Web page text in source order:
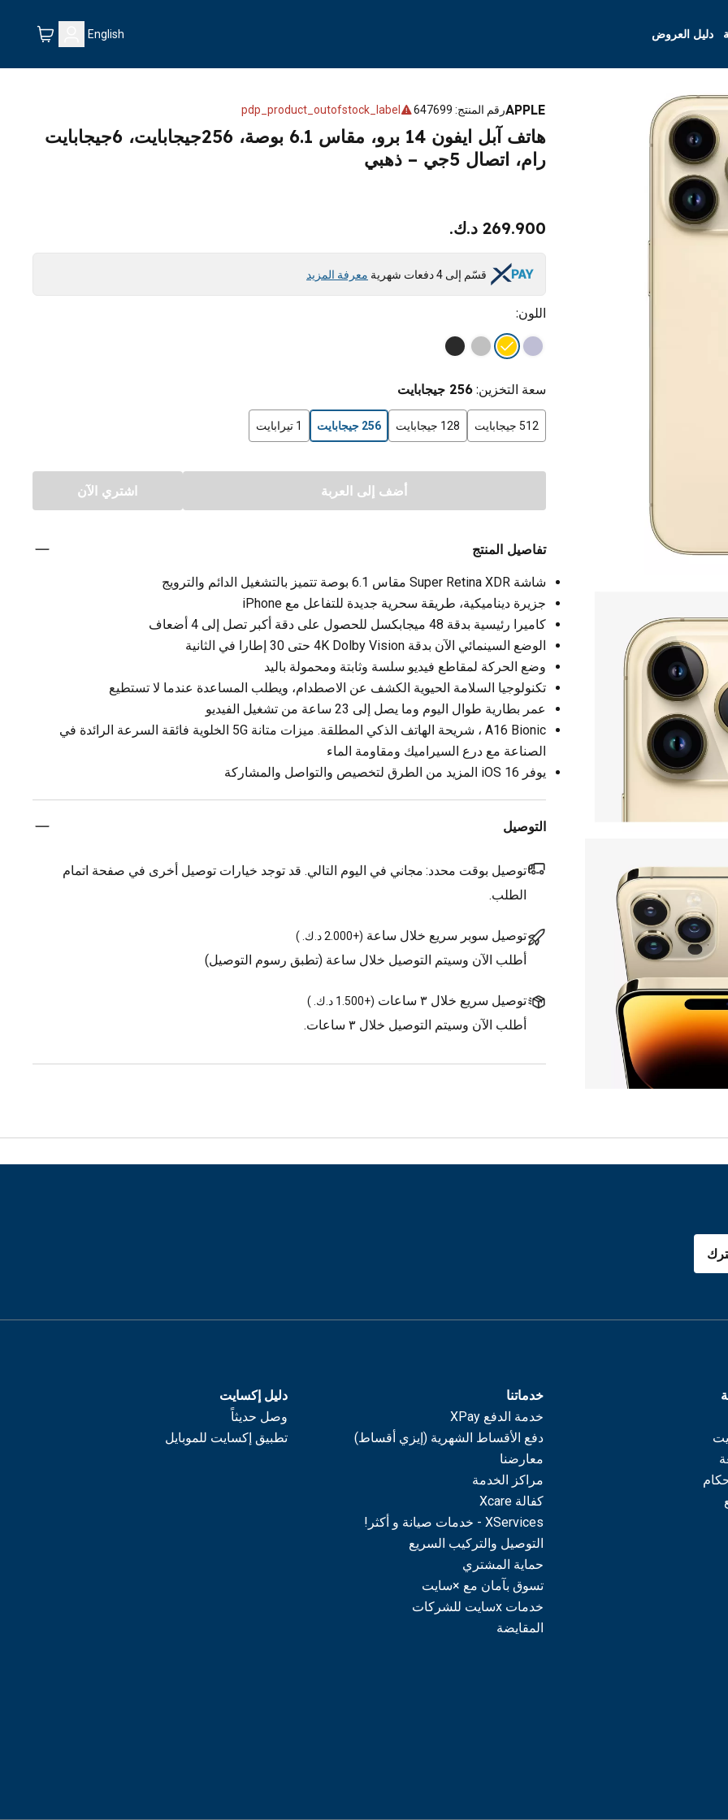
دليل العروض English
APPLEرقم المنتج:
647699
pdp_product_outofstock_label
هاتف آبل ايفون 14 برو، مقاس 6.1 بوصة، 256جيجابايت، 6جيجابايت
رام، اتصال 5جي – ذهبي
269.900 د.ك.
قسّم إلى 4 دفعات شهرية معرفة المزيد
اللون:
سعة التخزين: 256 جيجابايت
512 جيجابايت 128 جيجابايت 256 جيجابايت 1 تيرابايت
أضف إلى العربة اشتري الآن
تفاصيل المنتج
شاشة Super Retina XDR مقاس 6.1 بوصة تتميز بالتشغيل الدائم والترويج
جزيرة ديناميكية، طريقة سحرية جديدة للتفاعل مع iPhone
كاميرا رئيسية بدقة 48 ميجابكسل للحصول على دقة أكبر تصل إلى 4 أضعاف
الوضع السينمائي الآن بدقة 4K Dolby Vision حتى 30 إطارا في الثانية
وضع الحركة لمقاطع فيديو سلسة وثابتة ومحمولة باليد
تكنولوجيا السلامة الحيوية الكشف عن الاصطدام، ويطلب المساعدة عندما لا تستطيع
عمر بطارية طوال اليوم وما يصل إلى 23 ساعة من تشغيل الفيديو
A16 Bionic ، شريحة الهاتف الذكي المطلقة. ميزات متانة 5G الخلوية فائقة السرعة الرائدة في
الصناعة مع درع السيراميك ومقاومة الماء
يوفر iOS 16 المزيد من الطرق لتخصيص والتواصل والمشاركة
التوصيل
توصيل بوقت محدد: مجاني في اليوم التالي. قد توجد خيارات توصيل أخرى في صفحة اتمام
الطلب.
توصيل سوبر سريع خلال ساعة (+2.000 د.ك. )
أطلب الآن وسيتم التوصيل خلال ساعة (تطبق رسوم التوصيل)
توصيل سريع خلال ٣ ساعات (+1.500 د.ك. )
أطلب الآن وسيتم التوصيل خلال ٣ ساعات.
خدماتنا
خدمة الدفع XPay
دفع الأقساط الشهرية (إيزي أقساط)
معارضنا
مراكز الخدمة
كفالة Xcare
XServices - خدمات صيانة و أكثر!
التوصيل والتركيب السريع
حماية المشتري
تسوق بآمان مع ×سايت
خدمات xسايت للشركات
المقايضة
دليل إكسايت
وصل حديثاً
تطبيق إكسايت للموبايل